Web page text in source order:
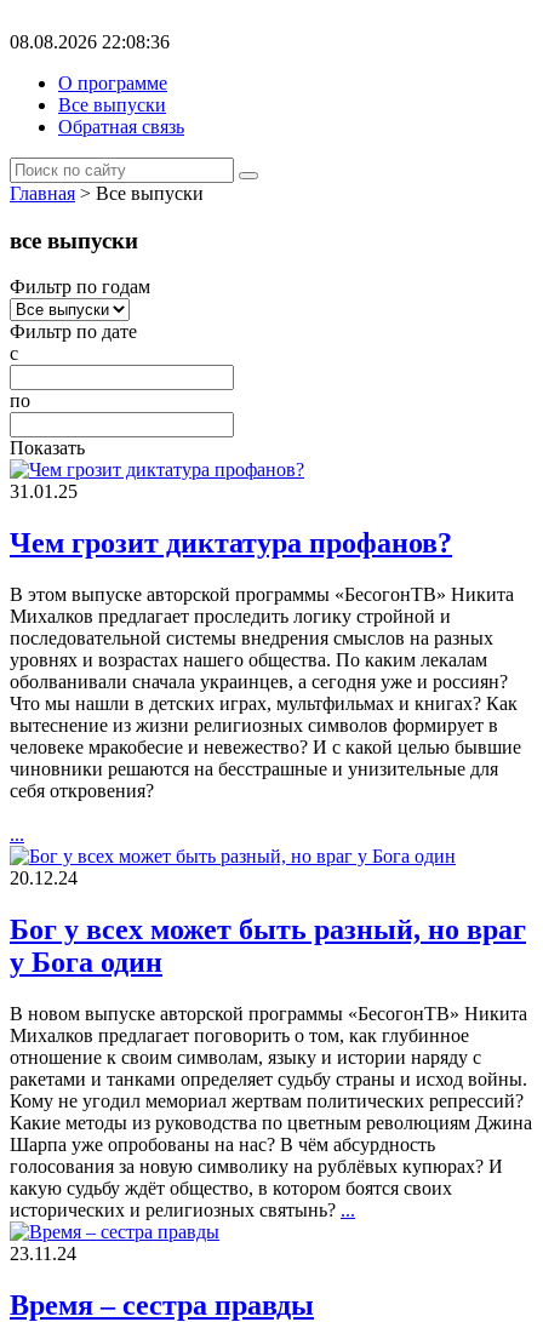
08.08.2026 22:08:36
О программе
Все выпуски
Обратная связь
Главная > Все выпуски
все выпуски
Фильтр по годам
Фильтр по дате
с
по
Показать
31.01.25
Чем грозит диктатура профанов?
В этом выпуске авторской программы «БесогонТВ» Никита
Михалков предлагает проследить логику стройной и
последовательной системы внедрения смыслов на разных
уровнях и возрастах нашего общества. По каким лекалам
оболванивали сначала украинцев, а сегодня уже и россиян?
Что мы нашли в детских играх, мультфильмах и книгах? Как
вытеснение из жизни религиозных символов формирует в
человеке мракобесие и невежество? И с какой целью бывшие
чиновники решаются на бесстрашные и унизительные для
себя откровения?
...
20.12.24
Бог у всех может быть разный, но враг
у Бога один
В новом выпуске авторской программы «БесогонТВ» Никита
Михалков предлагает поговорить о том, как глубинное
отношение к своим символам, языку и истории наряду с
ракетами и танками определяет судьбу страны и исход войны.
Кому не угодил мемориал жертвам политических репрессий?
Какие методы из руководства по цветным революциям Джина
Шарпа уже опробованы на нас? В чём абсурдность
голосования за новую символику на рублёвых купюрах? И
какую судьбу ждёт общество, в котором боятся своих
исторических и религиозных святынь? ...
23.11.24
Время – сестра правды